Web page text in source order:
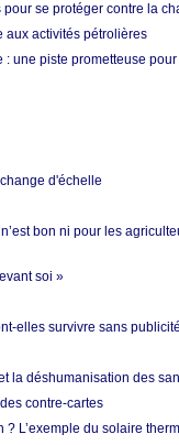
se protéger contre la
aux activités pétrolières
une piste prometteuse
d'échelle
bon ni pour les
soi »
elles survivre sans
la déshumanisation des
contre-cartes
L’exemple du solaire